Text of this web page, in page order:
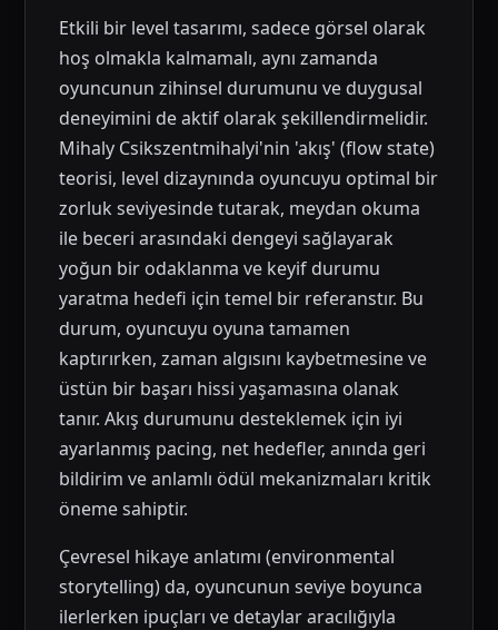
Etkili bir level tasarımı, sadece görsel olarak
hoş olmakla kalmamalı, aynı zamanda
oyuncunun zihinsel durumunu ve duygusal
deneyimini de aktif olarak şekillendirmelidir.
Mihaly Csikszentmihalyi'nin 'akış' (flow state)
teorisi, level dizaynında oyuncuyu optimal bir
zorluk seviyesinde tutarak, meydan okuma
ile beceri arasındaki dengeyi sağlayarak
yoğun bir odaklanma ve keyif durumu
yaratma hedefi için temel bir referanstır. Bu
durum, oyuncuyu oyuna tamamen
kaptırırken, zaman algısını kaybetmesine ve
üstün bir başarı hissi yaşamasına olanak
tanır. Akış durumunu desteklemek için iyi
ayarlanmış pacing, net hedefler, anında geri
bildirim ve anlamlı ödül mekanizmaları kritik
öneme sahiptir.
Çevresel hikaye anlatımı (environmental
storytelling) da, oyuncunun seviye boyunca
ilerlerken ipuçları ve detaylar aracılığıyla